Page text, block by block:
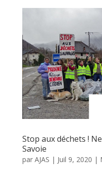
Stop aux déchets !
Savoie
par AJAS | Juil 9, 2020 |